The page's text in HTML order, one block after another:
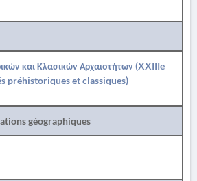
και Κλασικών Αρχαιοτήτων (XXIIIe
préhistoriques et classiques)
géographiques